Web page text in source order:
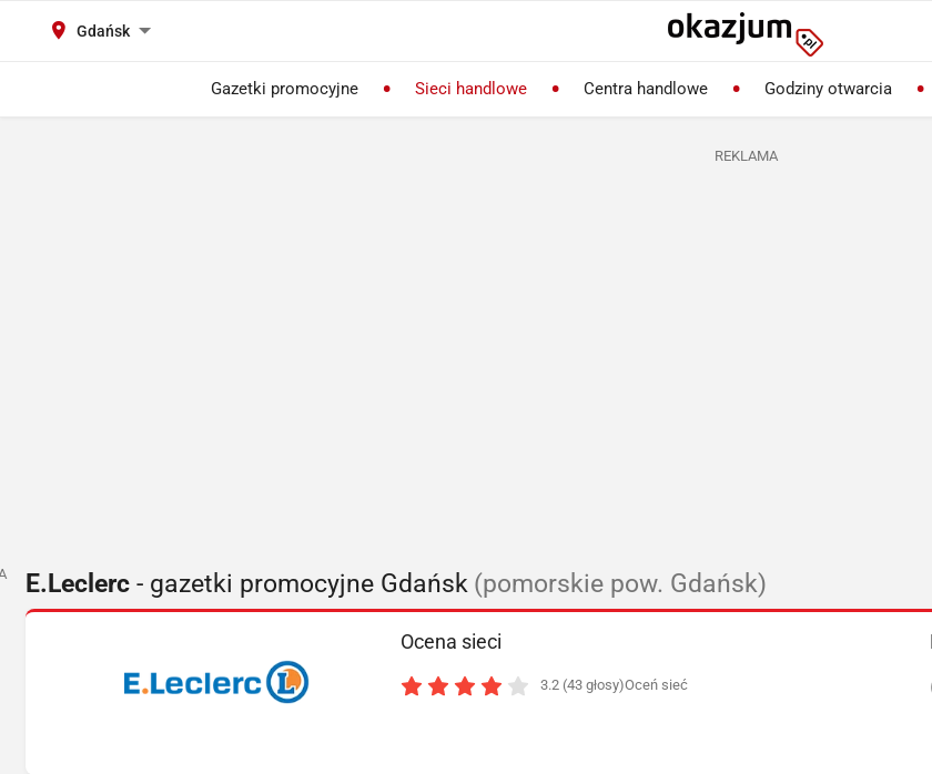
Gdańsk
Gazetki promocyjne Sieci handlowe Centra handlowe Godziny otwarcia
REKLAMA
E.Leclerc - gazetki promocyjne Gdańsk (pomorskie pow. Gdańsk)
Ocena sieci
3.2 (43 głosy)Oceń sieć